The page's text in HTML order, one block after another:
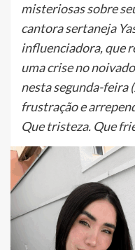
misteriosas sobre
cantora sertaneja
influenciadora, que
uma crise no
nesta segunda-feira
frustração e
Que tristeza. Que